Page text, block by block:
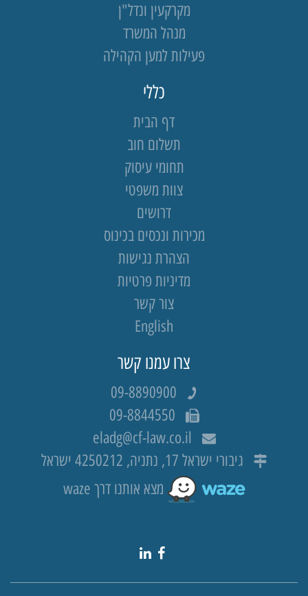
מקרקעין ונדל"ן
מנהל המשרד
פעילות למען הקהילה
כללי
דף הבית
תשלום חוב
תחומי עיסוק
צוות משפטי
דרושים
מכירות ונכסים בכינוס
הצהרת נגישות
מדיניות פרטיות
צור קשר
English
צרו עמנו קשר
09-8890900
09-8844550
eladg@cf-law.co.il
גיבורי ישראל 17, נתניה, 4250212 ישראל
מצא אותנו דרך waze